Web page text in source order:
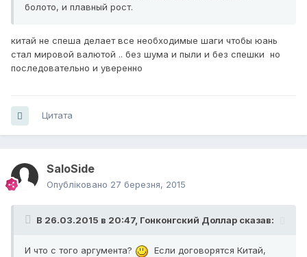
болото, и плавный рост.
китай не спеша делает все необходимые шаги чтобы юань
стал мировой валютой .. без шума и пыли и без спешки но
последовательно и уверенно
Цитата
SaloSide
Опубліковано 27 березня, 2015
В 26.03.2015 в 20:47, Гонконгский Доллар сказав:
И что с того аргумента?
Если договорятся Китай,